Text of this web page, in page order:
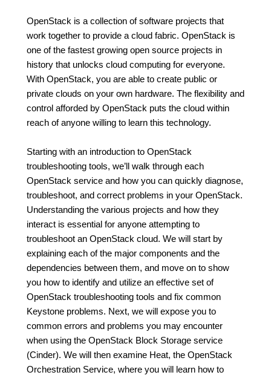
OpenStack is a collection of software projects that
work together to provide a cloud fabric. OpenStack is
one of the fastest growing open source projects in
history that unlocks cloud computing for everyone.
With OpenStack, you are able to create public or
private clouds on your own hardware. The flexibility and
control afforded by OpenStack puts the cloud within
reach of anyone willing to learn this technology.
Starting with an introduction to OpenStack
troubleshooting tools, we’ll walk through each
OpenStack service and how you can quickly diagnose,
troubleshoot, and correct problems in your OpenStack.
Understanding the various projects and how they
interact is essential for anyone attempting to
troubleshoot an OpenStack cloud. We will start by
explaining each of the major components and the
dependencies between them, and move on to show
you how to identify and utilize an effective set of
OpenStack troubleshooting tools and fix common
Keystone problems. Next, we will expose you to
common errors and problems you may encounter
when using the OpenStack Block Storage service
(Cinder). We will then examine Heat, the OpenStack
Orchestration Service, where you will learn how to